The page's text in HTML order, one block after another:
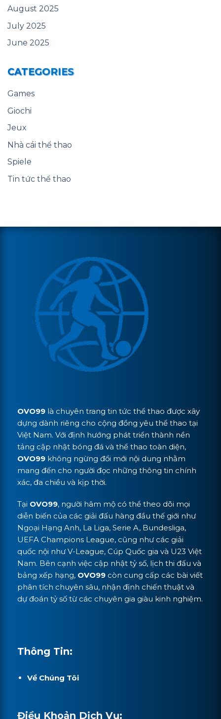
August 2025
July 2025
June 2025
CATEGORIES
Games
Giochi
Jeux
Nhà cái thể thao
Spiele
Tin tức thể thao
OVO99 là chuyên trang tin tức thể thao được xây
dựng dành riêng cho cộng đồng yêu thể thao tại
Việt Nam. Với định hướng phát triển thành nền
tảng cập nhật bóng đá và thể thao toàn diện,
OVO99 không ngừng đổi mới nội dung nhằm
mang đến cho người đọc những thông tin chính
xác, đa chiều và kịp thời.
Tại OVO99, người hâm mộ có thể theo dõi mọi
diễn biến của các giải đấu hàng đầu thế giới như
Ngoại Hạng Anh, La Liga, Serie A, Bundesliga,
UEFA Champions League, cũng như các giải
quốc nội như V-League, Cúp Quốc gia và U23 Việt
Nam. Bên cạnh việc cập nhật tỷ số, lịch thi đấu và
bảng xếp hạng, OVO99 còn cung cấp các bài viết
phân tích chuyên sâu, nhận định chiến thuật và
dự đoán tỷ số từ các chuyên gia giàu kinh nghiệm.
Thông Tin:
Về Chúng Tôi
Điều Khoản Dịch Vụ: